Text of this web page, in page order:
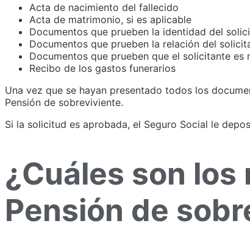
Acta de nacimiento del fallecido
Acta de matrimonio, si es aplicable
Documentos que prueben la identidad del
Documentos que prueben la relación del
Documentos que prueben que el solicitante es
Recibo de los gastos funerarios
Una vez que se hayan presentado todos los
Pensión de sobreviviente.
Si la solicitud es aprobada, el Seguro Social le
¿Cuáles son
Pensión de